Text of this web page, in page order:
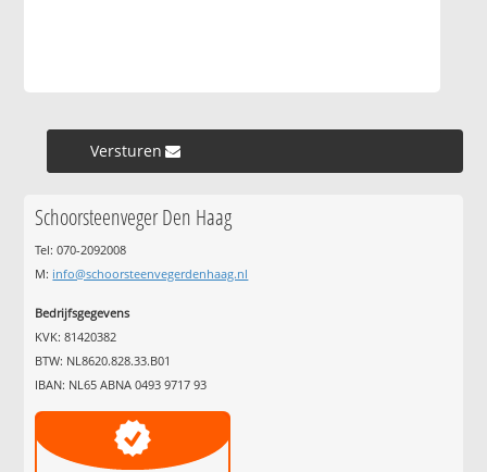
Versturen »
Schoorsteenveger Den Haag
Tel: 070-2092008
M: info@schoorsteenvegerdenhaag.nl
Bedrijfsgegevens
KVK: 81420382
BTW: NL8620.828.33.B01
IBAN: NL65 ABNA 0493 9717 93